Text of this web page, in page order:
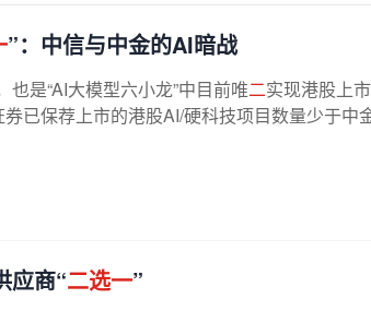
”：中信与中金的AI暗战
是“AI大模型六小龙”中目前唯二实现港股上
已保荐上市的港股AI/硬科技项目数量少于中
应商“二选一”